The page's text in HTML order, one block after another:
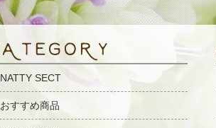
NATTY SECT
おすすめ商品